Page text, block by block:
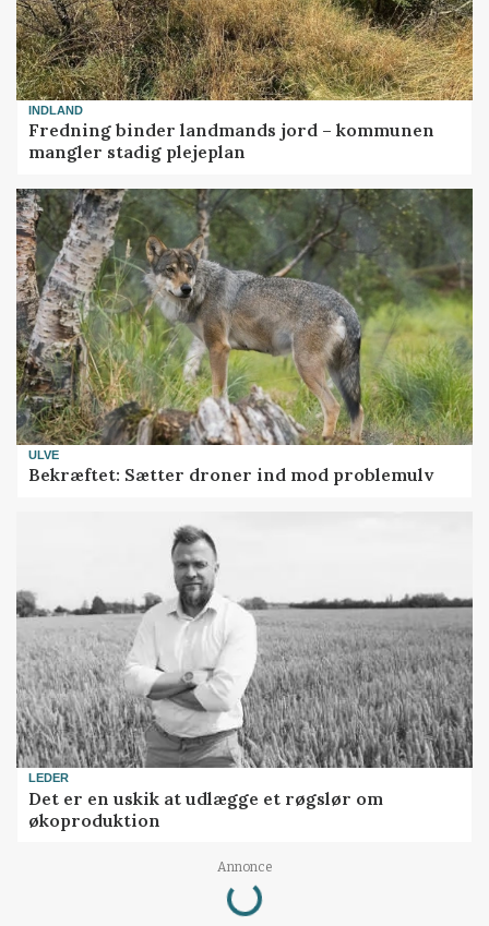
INDLAND
Fredning binder landmands jord – kommunen
mangler stadig plejeplan
ULVE
Bekræftet: Sætter droner ind mod problemulv
LEDER
Det er en uskik at udlægge et røgslør om
økoproduktion
Annonce
Loading...